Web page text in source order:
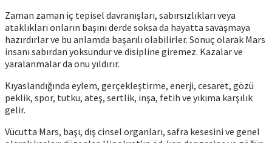
Zaman zaman iç tepisel davranışları, sabırsızlıkları veya
ataklıkları onların başını derde soksa da hayatta savaşmaya
hazırdırlar ve bu anlamda başarılı olabilirler. Sonuç olarak Mars
insanı sabırdan yoksundur ve disipline giremez. Kazalar ve
yaralanmalar da onu yıldırır.
Kıyaslandığında eylem, gerçekleştirme, enerji, cesaret, gözü
peklik, spor, tutku, ateş, sertlik, inşa, fetih ve yıkıma karşılık
gelir.
Vücutta Mars, başı, dış cinsel organları, safra kesesini ve genel